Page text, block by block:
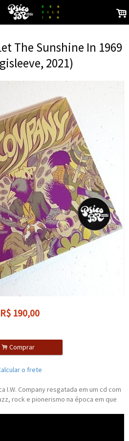
.
The Sunshine In 1969
2021)
R$ 190,00
. Comprar
o frete
I.W. Company resgatada em um cd com
rock e pionerismo na época em que